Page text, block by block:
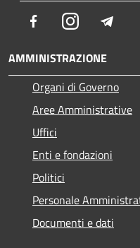
FacebookInstagram
AMMINISTRAZIONE
Organi di Governo
Aree Amministrative
Uffici
Enti e fondazioni
Politici
Personale
Documenti e dati